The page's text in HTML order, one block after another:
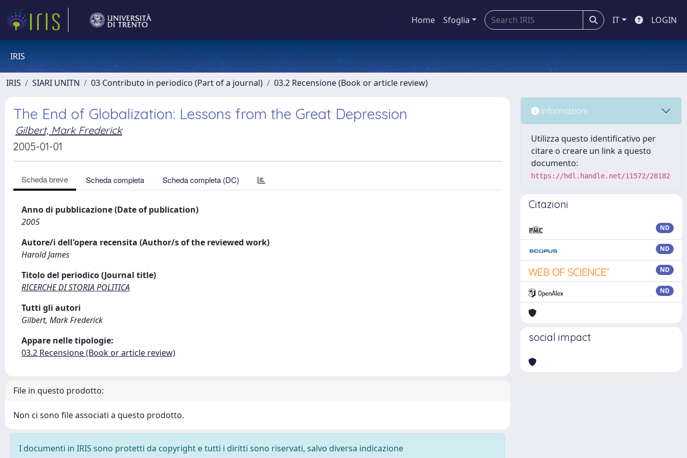
Home Sfoglia IT LOGIN
IRIS
IRIS SIARI UNITN 03 Contributo in periodico (Part of a journal) 03.2 Recensione (Book or article review)
The End of Globalization: Lessons from the Great Depression
Gilbert, Mark Frederick
2005-01-01
Scheda breve Scheda completa Scheda completa (DC)
Anno di pubblicazione (Date of publication)
2005
Autore/i dell'opera recensita (Author/s of the reviewed work)
Harold James
Titolo del periodico (Journal title)
RICERCHE DI STORIA POLITICA
Tutti gli autori
Gilbert, Mark Frederick
Appare nelle tipologie:
03.2 Recensione (Book or article review)
File in questo prodotto:
Non ci sono file associati a questo prodotto.
I documenti in IRIS sono protetti da copyright e tutti i diritti sono riservati, salvo diversa indicazione
Informazioni
Utilizza questo identificativo per
citare o creare un link a questo
documento:
https://hdl.handle.net/11572/28182
Citazioni
ND
ND
ND
ND
social impact